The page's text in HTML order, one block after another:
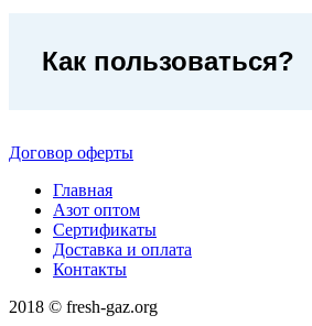
Как пользоваться?
Договор оферты
Главная
Азот оптом
Сертификаты
Доставка и оплата
Контакты
2018 © fresh-gaz.org